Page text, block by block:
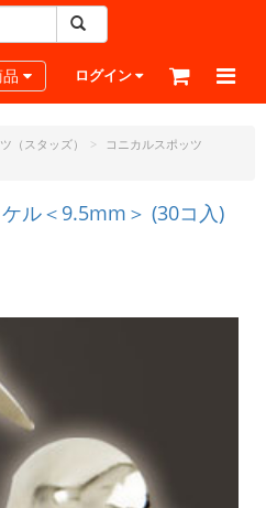
navigation
ログイン
（スタッズ）
コニカルスポッツ
ル＜9.5mm＞ (30コ入)